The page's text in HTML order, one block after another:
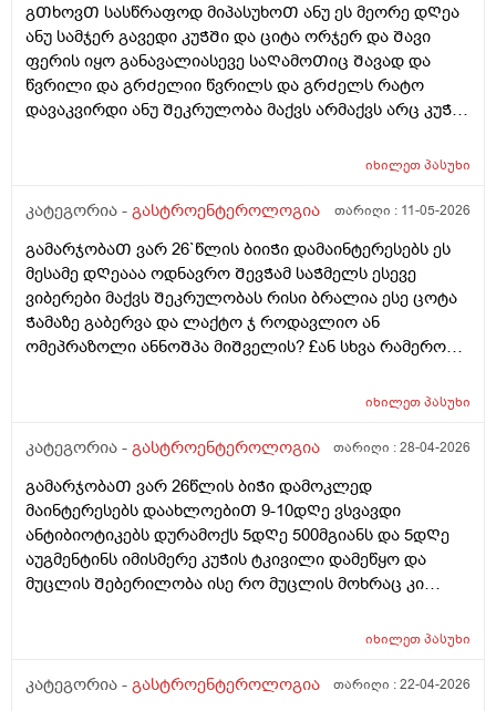
მოქმედებს და რომ ვᲨარდავ სწორ ნაწლავᲨი ᲗიᲗქოს
ვგრდზნობ რომ რაგაც მაწვება დაა ᲨარსვიᲗ ცოტას
ვᲨარდავ არის Შარდვა ამასᲗან რაიმე კავᲨირᲨი?
ლაქტო ჯ ს ვსვავ და რავი მიᲨველისამაზე? 4დᲦეა
ვსვავდა ისევ ისე ვარ წამალს მსგავს არაფერს არ
გᲗხოვᲗ სასწრაფოდ მიპასუხოᲗ ანუ ეს მეორე დᲦეა
ანუ სამჯერ გავედი კუᲭᲨი და ციტა ორჯერ და Შავი
ფერის იყო განავალიასევე საᲦამოᲗიც Შავად და
წვრილი და გრᲫელიი წვრილს და გრᲫელს რატო
დავაკვირდი ანუ Შეკრულობა მაქვს არმაქვს არც კუᲭის
და არ მიᲭამია ისეᲗიარაფერი ეს ფერირო მიცემოდა
წყლული ან სისხლდენა ან სწორი მსხვილი
იხილეთპასუხი
კატეგორია - გასტროენტეროლოგია თარიღი : 11-05-2026
გამარჯობაᲗ ვარ 26`წლის ბიიᲭი დამაინტერესებს ეს
მესამე დᲦეააა ოდნავრო ᲨევᲭამ საᲭმელს ესევე
ვიბერები მაქვს Შეკრულობას რისი ბრალია ესე ცოტა
Ჭამაზე გაბერვა და ლაქტო ჯ როდავლიო ან
ომეპრაზოლი ანნოᲨპა მიᲨველის? £ან სხვა რამერომ
იხილეთპასუხი
კატეგორია - გასტროენტეროლოგია თარიღი :28-04-2026
გამარჯობაᲗ ვარ 26წლის ბიᲭი დამოკლედ
მაინტერესებს დაახლოებიᲗ 9-10დᲦე ვსვავდი
ანტიბიოტიკებს დურამოქს 5დᲦე 500მგიანს და 5დᲦე
აუგმენტინს იმისმერე კუᲭის ტკივილი დამეწყო და
მუცლის Შებერილობა ისე რო მუცლის მოხრაც კი
Შემდეგ.. ასევე კუᲭის Თავის ოდნავ ქვემოᲗ
დახრისას დისკომფორტიდა მსუბუქი ტკივილი ვიყიდე
იხილეთპასუხი
კატეგორია - გასტროენტეროლოგია თარიღი :22-04-2026